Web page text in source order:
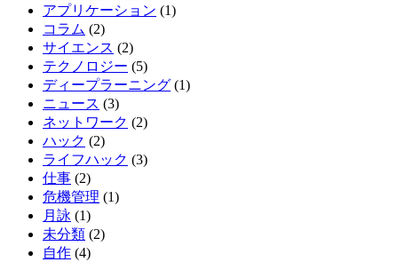
アプリケーション (1)
コラム (2)
サイエンス (2)
テクノロジー (5)
ディープラーニング (1)
ニュース (3)
ネットワーク (2)
ハック (2)
ライフハック (3)
仕事 (2)
危機管理 (1)
月詠 (1)
未分類 (2)
自作 (4)